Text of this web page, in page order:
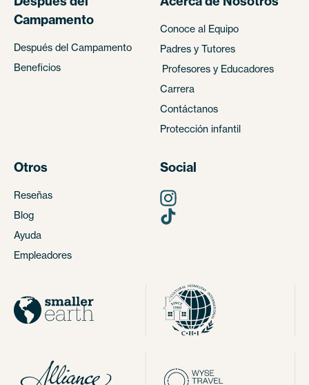
Campamento
Después del Campamento
Beneficios
Conoce al Equipo
Padres y Tutores
Profesores y Educadores
Carrera
Contáctanos
Protección infantil
Otros
Reseñas
Blog
Ayuda
Empleadores
Social